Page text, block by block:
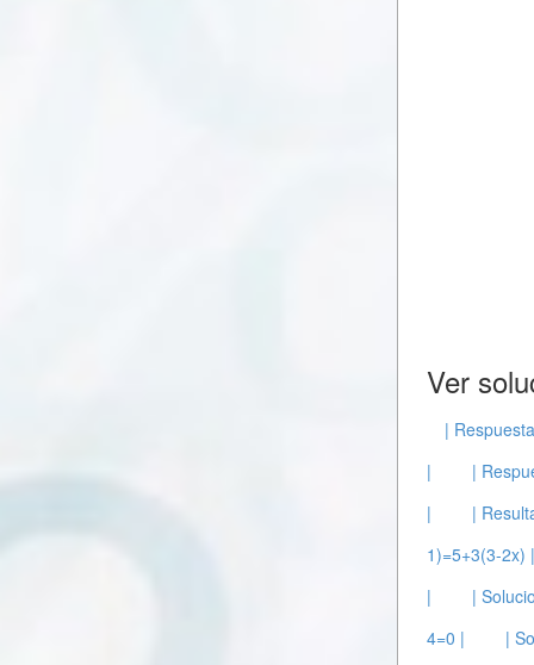
Ver
|
|
|
|
|
1)=5+3(3-2x)
|
|
4=0 |
|